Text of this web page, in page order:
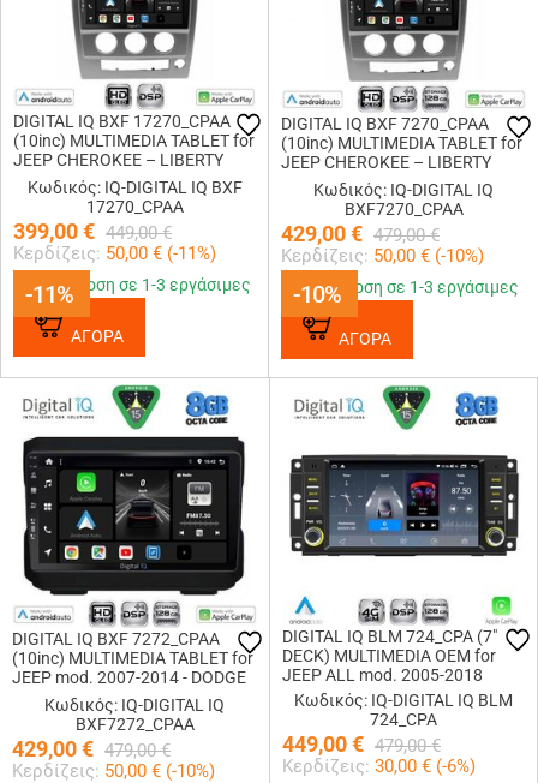
-11%
DIGITAL IQ BXF 17270_CPAA
(10inc) MULTIMEDIA TABLET for
JEEP CHEROKEE – LIBERTY
mod. 2007-2014
Κωδικός: IQ-DIGITAL IQ BXF
17270_CPAA
399,00€ 449,00 €
Κερδίζεις: 50,00 € (-11%)
-11%
Παράδοση σε 1-3 εργάσιμες
ΑΓΟΡΑ
-10%
DIGITAL IQ BXF 7270_CPAA
(10inc) MULTIMEDIA TABLET for
JEEP CHEROKEE – LIBERTY
mod. 2007-2014
Κωδικός: IQ-DIGITAL IQ
BXF7270_CPAA
429,00€ 479,00 €
Κερδίζεις: 50,00 € (-10%)
-10%
Παράδοση σε 1-3 εργάσιμες
ΑΓΟΡΑ
DIGITAL IQ BXF 7272_CPAA
(10inc) MULTIMEDIA TABLET for
JEEP mod. 2007-2014 - DODGE
mod. 2007-2014
Κωδικός: IQ-DIGITAL IQ
BXF7272_CPAA
429,00€ 479,00 €
Κερδίζεις: 50,00 € (-10%)
DIGITAL IQ BLM 724_CPA (7"
DECK) MULTIMEDIA OEM for
JEEP ALL mod. 2005-2018
Κωδικός: IQ-DIGITAL IQ BLM
724_CPA
449,00€ 479,00 €
Κερδίζεις: 30,00 € (-6%)